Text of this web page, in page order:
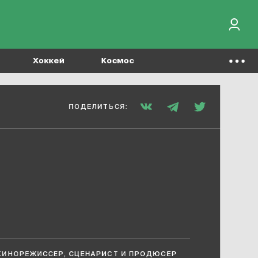
Хоккей Космос
ПОДЕЛИТЬСЯ:
СЦЕНАРИСТ И ПРОДЮСЕР